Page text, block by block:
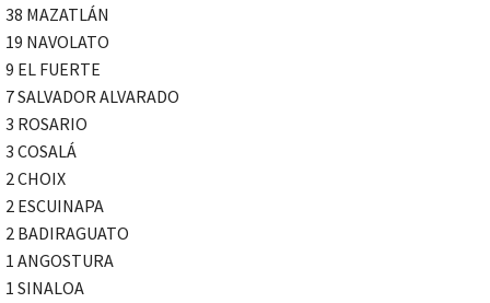
38 MAZATLÁN
19 NAVOLATO
9 EL FUERTE
7 SALVADOR ALVARADO
3 ROSARIO
3 COSALÁ
2 CHOIX
2 ESCUINAPA
2 BADIRAGUATO
1 ANGOSTURA
1 SINALOA